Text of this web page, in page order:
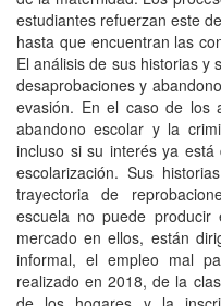
estudiantes refuerzan este
hasta que encuentran las
El análisis de sus historias y
desaprobaciones y
evasión. En el caso de los
abandono escolar y la
incluso si su interés ya
escolarización. Sus
trayectoria de
escuela no puede
mercado en ellos, están
informal, el empleo mal
realizado en 2018, de la